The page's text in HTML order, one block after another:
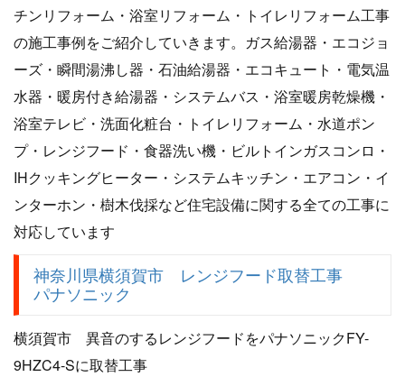
チンリフォーム・浴室リフォーム・トイレリフォーム工事
の施工事例をご紹介していきます。ガス給湯器・エコジョ
ーズ・瞬間湯沸し器・石油給湯器・エコキュート・電気温
水器・暖房付き給湯器・システムバス・浴室暖房乾燥機・
浴室テレビ・洗面化粧台・トイレリフォーム・水道ポン
プ・レンジフード・食器洗い機・ビルトインガスコンロ・
IHクッキングヒーター・システムキッチン・エアコン・イ
ンターホン・樹木伐採など住宅設備に関する全ての工事に
対応しています
神奈川県横須賀市 レンジフード取替工事
パナソニック
横須賀市 異音のするレンジフードをパナソニックFY-
9HZC4-Sに取替工事